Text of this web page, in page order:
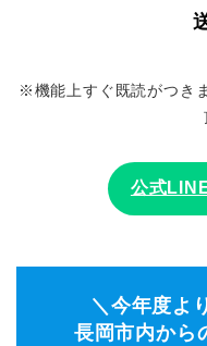
※機能上すぐ既読がつき
公式
＼今年度よ
長岡市内から